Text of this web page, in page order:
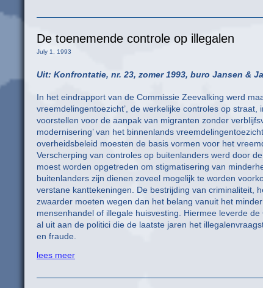
De toenemende controle op illegalen
July 1, 1993
Uit: Konfrontatie, nr. 23, zomer 1993, buro Jansen &
In het eindrapport van de Commissie Zeevalking werd
vreemdelingentoezicht’, de werkelijke controles op
voorstellen voor de aanpak van migranten zonder
modernisering’ van het binnenlands
overheidsbeleid moesten de basis vormen voor het
Verscherping van controles op buitenlanders werd door
moest worden opgetreden om stigmatisering van
buitenlanders zijn dienen zoveel mogelijk te worden
verstane kanttekeningen. De bestrijding van criminaliteit,
zwaarder moeten wegen dan het belang vanuit het
mensenhandel of illegale huisvesting. Hiermee leverde
al uit aan de politici die de laatste jaren het
en fraude.
lees meer